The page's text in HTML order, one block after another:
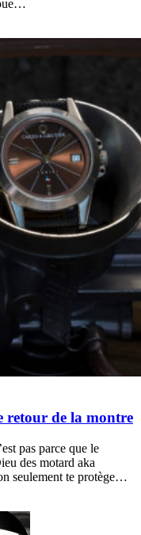
retour de la montre
pas parce que le
des motard aka
seulement te protège…